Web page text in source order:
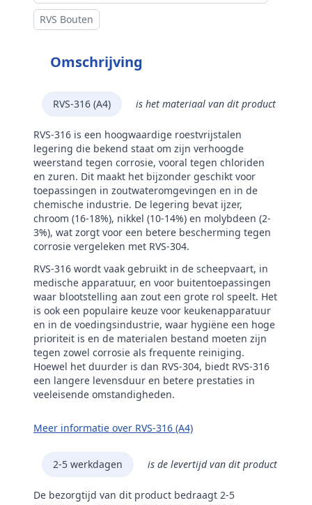
RVS Bouten
Omschrijving
RVS-316 (A4) is het materiaal van dit product
RVS-316 is een hoogwaardige roestvrijstalen
legering die bekend staat om zijn verhoogde
weerstand tegen corrosie, vooral tegen chloriden
en zuren. Dit maakt het bijzonder geschikt voor
toepassingen in zoutwateromgevingen en in de
chemische industrie. De legering bevat ijzer,
chroom (16-18%), nikkel (10-14%) en molybdeen (2-
3%), wat zorgt voor een betere bescherming tegen
corrosie vergeleken met RVS-304.
RVS-316 wordt vaak gebruikt in de scheepvaart, in
medische apparatuur, en voor buitentoepassingen
waar blootstelling aan zout een grote rol speelt. Het
is ook een populaire keuze voor keukenapparatuur
en in de voedingsindustrie, waar hygiëne een hoge
prioriteit is en de materialen bestand moeten zijn
tegen zowel corrosie als frequente reiniging.
Hoewel het duurder is dan RVS-304, biedt RVS-316
een langere levensduur en betere prestaties in
veeleisende omstandigheden.
Meer informatie over RVS-316 (A4)
2-5 werkdagen is de levertijd van dit product
De bezorgtijd van dit product bedraagt 2-5